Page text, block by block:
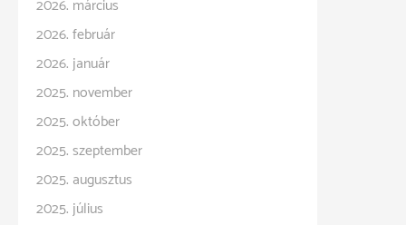
2026. március
2026. február
2026. január
2025. november
2025. október
2025. szeptember
2025. augusztus
2025. július